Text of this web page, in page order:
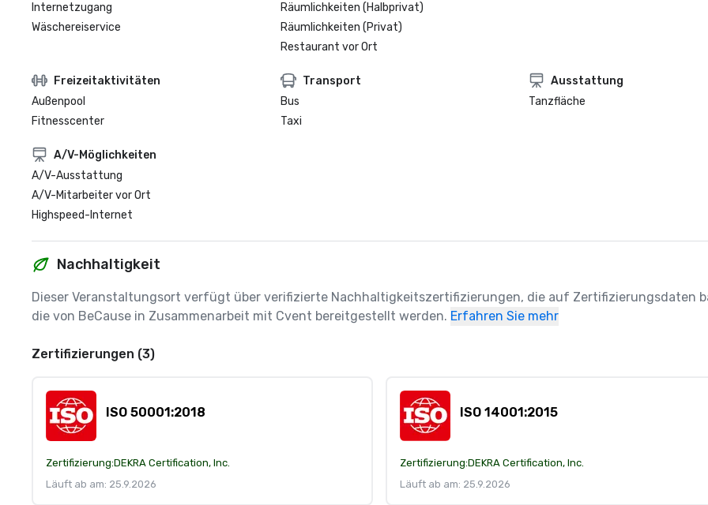
Internetzugang
Wäschereiservice
Räumlichkeiten (Halbprivat)
Räumlichkeiten (Privat)
Restaurant vor Ort
Freizeitaktivitäten
Außenpool
Fitnesscenter
Transport
Bus
Taxi
Ausstattung
Tanzfläche
A/V-Möglichkeiten
A/V-Ausstattung
A/V-Mitarbeiter vor Ort
Highspeed-Internet
Nachhaltigkeit
Dieser Veranstaltungsort verfügt über verifizierte Nachhaltigkeitszertifizierungen, die auf Zertifizierungsdaten
die von BeCause in Zusammenarbeit mit Cvent bereitgestellt werden. Erfahren Sie mehr
Zertifizierungen (3)
ISO 50001:2018
Zertifizierung:DEKRA Certification, Inc.
Läuft ab am: 25.9.2026
ISO 14001:2015
Zertifizierung:DEKRA Certification, Inc.
Läuft ab am: 25.9.2026